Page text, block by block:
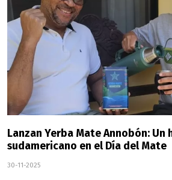
Lanzan Yerba Mate Annobón: Un
sudamericano en el Día del Mate
30-11-2025